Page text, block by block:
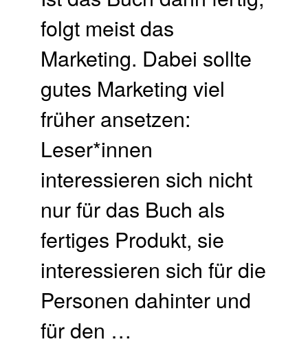
folgt meist das
Marketing. Dabei sollte
gutes Marketing viel
früher ansetzen:
Leser*innen
interessieren sich nicht
nur für das Buch als
fertiges Produkt, sie
interessieren sich für die
Personen dahinter und
für den …